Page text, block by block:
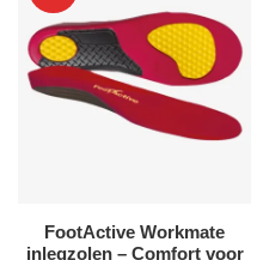
FootActive Workmate
inlegzolen – Comfort voor